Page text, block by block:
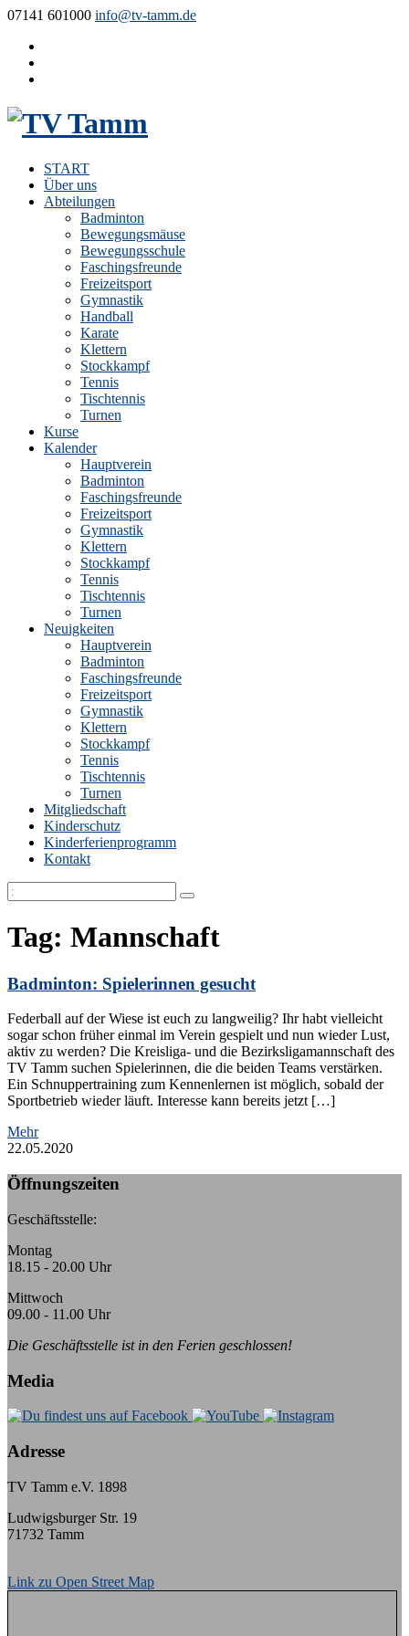
07141 601000 info@tv-tamm.de
START
Über uns
Abteilungen
Badminton
Bewegungsmäuse
Bewegungsschule
Faschingsfreunde
Freizeitsport
Gymnastik
Handball
Karate
Klettern
Stockkampf
Tennis
Tischtennis
Turnen
Kurse
Kalender
Hauptverein
Badminton
Faschingsfreunde
Freizeitsport
Gymnastik
Klettern
Stockkampf
Tennis
Tischtennis
Turnen
Neuigkeiten
Hauptverein
Badminton
Faschingsfreunde
Freizeitsport
Gymnastik
Klettern
Stockkampf
Tennis
Tischtennis
Turnen
Mitgliedschaft
Kinderschutz
Kinderferienprogramm
Kontakt
Tag: Mannschaft
Badminton: Spielerinnen gesucht
Federball auf der Wiese ist euch zu langweilig? Ihr habt vielleicht
sogar schon früher einmal im Verein gespielt und nun wieder Lust,
aktiv zu werden? Die Kreisliga- und die Bezirksligamannschaft des
TV Tamm suchen Spielerinnen, die die beiden Teams verstärken.
Ein Schnuppertraining zum Kennenlernen ist möglich, sobald der
Sportbetrieb wieder läuft. Interesse kann bereits jetzt […]
Mehr
22.05.2020
Öffnungszeiten
Geschäftsstelle:
Montag
18.15 - 20.00 Uhr
Mittwoch
09.00 - 11.00 Uhr
Die Geschäftsstelle ist in den Ferien geschlossen!
Media
Adresse
TV Tamm e.V. 1898
Ludwigsburger Str. 19
71732 Tamm
Link zu Open Street Map